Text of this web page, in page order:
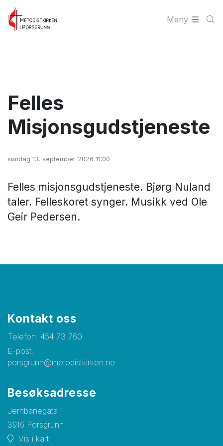
Meny
Felles
Misjonsgudstjeneste
søndag 13. september 2026 11:00
Felles misjonsgudstjeneste. Bjørg Nuland
taler. Felleskoret synger. Musikk ved Ole
Geir Pedersen.
Kontakt oss
Telefon: 454 73 760
E-post:
porsgrunn@metodistkirken.no
Besøksadresse
Jernbanegata 1
3916 Porsgrunn
Vis i kart